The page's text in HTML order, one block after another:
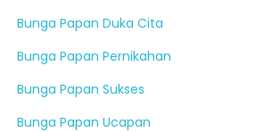
Bunga Papan Duka Cita
Bunga Papan Pernikahan
Bunga Papan Sukses
Bunga Papan Ucapan